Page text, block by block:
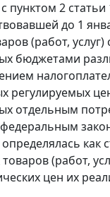
пунктом 2 статьи
до 1
(работ,
бюджетами
регулируемых
отдельным
федеральным
как
(работ,
цен их